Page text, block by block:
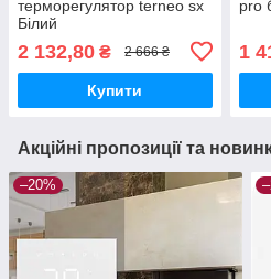
терморегулятор terneo sx
Білий
2 132,80 ₴ 2 666 ₴
Купити
pro
1
Акційні пропозиції та
–20%